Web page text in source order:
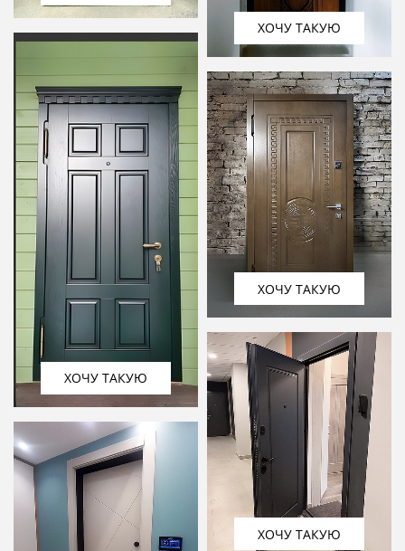
ХОЧУ ТАКУЮ
ХОЧУ ТАКУЮ
ХОЧУ ТАКУЮ
ХОЧУ ТАКУЮ